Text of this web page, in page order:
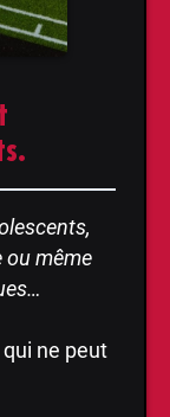
ou même
ne peut